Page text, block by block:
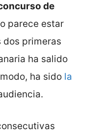
de
parece estar
dos primeras
ha salido
ha sido la